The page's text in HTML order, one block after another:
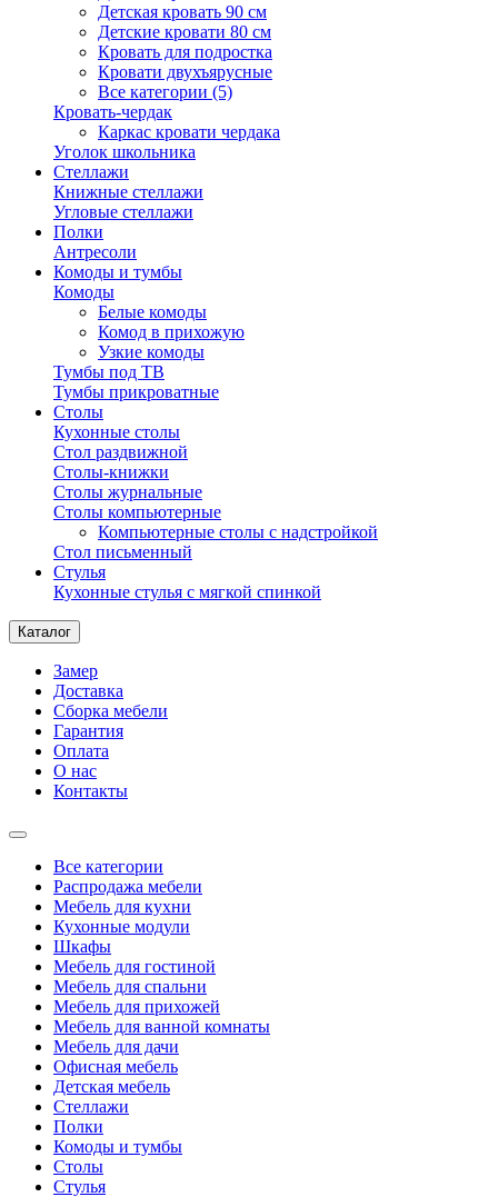
Детская кровать 90 см
Детские кровати 80 см
Кровать для подростка
Кровати двухъярусные
Все категории (5)
Кровать-чердак
Каркас кровати чердака
Уголок школьника
Стеллажи
Книжные стеллажи
Угловые стеллажи
Полки
Антресоли
Комоды и тумбы
Комоды
Белые комоды
Комод в прихожую
Узкие комоды
Тумбы под ТВ
Тумбы прикроватные
Столы
Кухонные столы
Стол раздвижной
Столы-книжки
Столы журнальные
Столы компьютерные
Компьютерные столы с надстройкой
Стол письменный
Стулья
Кухонные стулья с мягкой спинкой
Каталог
Замер
Доставка
Сборка мебели
Гарантия
Оплата
О нас
Контакты
Все категории
Распродажа мебели
Мебель для кухни
Кухонные модули
Шкафы
Мебель для гостиной
Мебель для спальни
Мебель для прихожей
Мебель для ванной комнаты
Мебель для дачи
Офисная мебель
Детская мебель
Стеллажи
Полки
Комоды и тумбы
Столы
Стулья